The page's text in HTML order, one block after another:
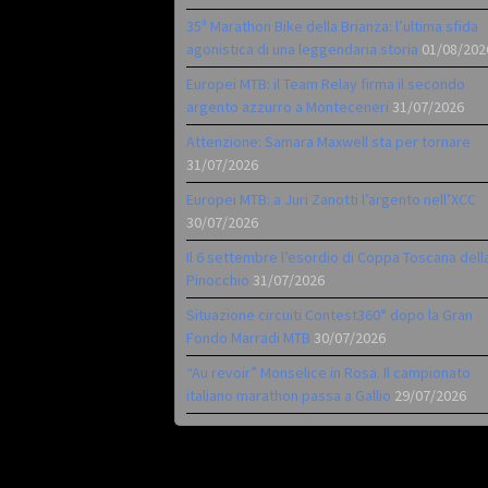
35ª Marathon Bike della Brianza: l’ultima sfida
agonistica di una leggendaria storia 01/08/
Europei MTB: il Team Relay firma il secondo
argento azzurro a Monteceneri 31/07/2026
Attenzione: Samara Maxwell sta per tornare
31/07/2026
Europei MTB: a Juri Zanotti l’argento nell’XCC
30/07/2026
Il 6 settembre l’esordio di Coppa Toscana
Pinocchio 31/07/2026
Situazione circuiti Contest360° dopo la Gran
Fondo Marradi MTB 30/07/2026
“Au revoir” Monselice in Rosa. Il campionato
italiano marathon passa a Gallio 29/07/2026